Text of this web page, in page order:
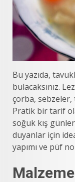
Bu yazıda,
bulacaksınız.
çorba, sebzeler,
Pratik bir tarif
soğuk kış
duyanlar için
yapımı ve püf